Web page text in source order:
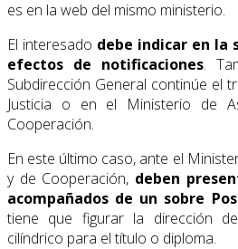
es en la web del mismo ministerio.
El interesado debe indicar en la
efectos de notificaciones.
Subdirección General continúe el
Justicia o en el Ministerio de
Cooperación.
En este último caso, ante el
y de Cooperación, deben
acompañados de un sobre
tiene que figurar la dirección
cilíndrico para el título o diploma.